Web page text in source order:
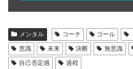
メンタル コーチ ゴール
意識
未来 決断 無意識
自己否定感
過程